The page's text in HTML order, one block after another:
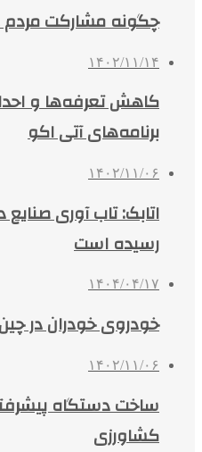
چگونه مشارکت مردم
۱۴۰۲/۱۱/۱۴
کاهش تعرفه‌ها و
برنامه‌های آتی اکو
۱۴۰۲/۱۱/۰۶
اتابک: تاب آوری
رسیده است
۱۴۰۴/۰۴/۱۷
خودروی خودران در
۱۴۰۲/۱۱/۰۶
ساخت دستگاه
کشاورزی